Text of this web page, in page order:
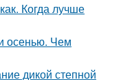
Когда лучше
осенью. Чем
дикой степной